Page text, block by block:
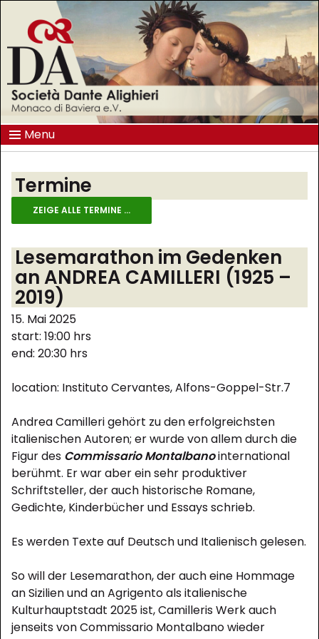
Menu
Termine
ZEIGE ALLE TERMINE ...
Lesemarathon im Gedenken
an ANDREA CAMILLERI (1925 –
2019)
15. Mai 2025
start: 19:00 hrs
end: 20:30 hrs
location: Instituto Cervantes, Alfons-Goppel-Str.7
Andrea Camilleri gehört zu den erfolgreichsten
italienischen Autoren; er wurde von allem durch die
Figur des Commissario Montalbanointernational
berühmt. Er war aber ein sehr produktiver
Schriftsteller, der auch historische Romane,
Gedichte, Kinderbücher und Essays schrieb.
Es werden Texte auf Deutsch und Italienisch gelesen.
So will der Lesemarathon, der auch eine Hommage
an Sizilien und an Agrigento als italienische
Kulturhauptstadt 2025 ist, Camilleris Werk auch
jenseits von Commissario Montalbano wieder